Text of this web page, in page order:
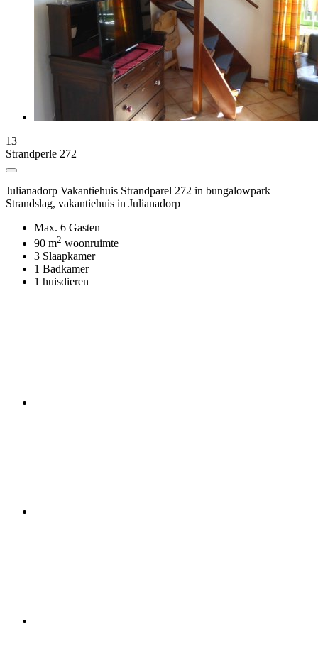
13
Strandperle 272
Julianadorp Vakantiehuis Strandparel 272 in bungalowpark
Strandslag, vakantiehuis in Julianadorp
Max. 6 Gasten
90 m2 woonruimte
3 Slaapkamer
1 Badkamer
1 huisdieren